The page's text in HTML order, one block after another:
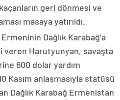
geri dönmesi ve
masaya yatırıldı.
Dağlık Karabağ’a
veren Harutyunyan, savaşta
600 dolar yardım
Kasım anlaşmasıyla statüsü
Dağlık Karabağ Ermenistan